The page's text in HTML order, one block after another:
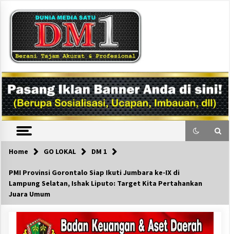
content
DM1
Home GO LOKAL DM 1
PMI Provinsi Gorontalo Siap Ikuti Jumbara ke-IX di
Lampung Selatan, Ishak Liputo: Target Kita Pertahankan
Juara Umum